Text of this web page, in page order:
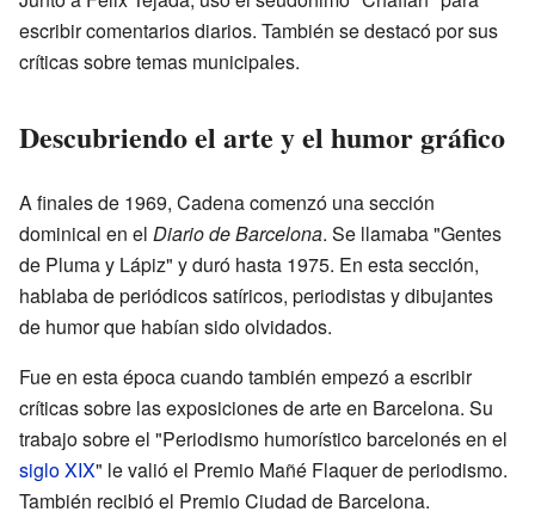
escribir comentarios diarios. También se destacó por sus
críticas sobre temas municipales.
Descubriendo el arte y el humor gráfico
A finales de 1969, Cadena comenzó una sección
dominical en el Diario de Barcelona. Se llamaba "Gentes
de Pluma y Lápiz" y duró hasta 1975. En esta sección,
hablaba de periódicos satíricos, periodistas y dibujantes
de humor que habían sido olvidados.
Fue en esta época cuando también empezó a escribir
críticas sobre las exposiciones de arte en Barcelona. Su
trabajo sobre el "Periodismo humorístico barcelonés en el
siglo XIX" le valió el Premio Mañé Flaquer de periodismo.
También recibió el Premio Ciudad de Barcelona.